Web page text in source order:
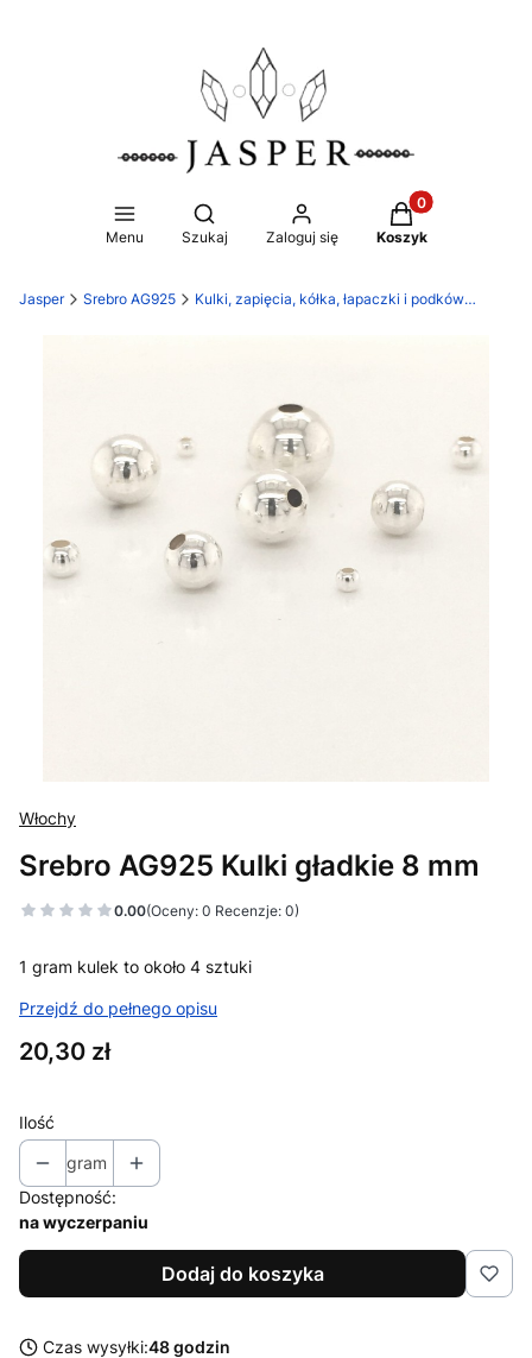
Menu
Otwórz wyszukiwarkę
Szukaj Zaloguj się
Produkty w
Koszyk
Jasper Srebro AG925 Kulki, zapięcia, kółka, łapaczki i podkówki oraz maskownice
Włochy
Srebro AG925 Kulki gładkie 8 mm
0.00(Oceny: 0 Recenzje: 0)
1 gram kulek to około 4 sztuki
Przejdź do pełnego opisu
Cena
20,30 zł
Ilość
gram
Dostępność:
na wyczerpaniu
Dodaj do koszyka
Czas wysyłki:48 godzin